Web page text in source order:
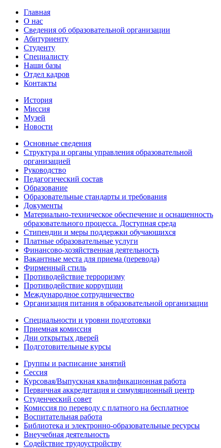
Главная
О нас
Сведения об образовательной организации
Абитуриенту
Студенту
Специалисту
Наши базы
Отдел кадров
Контакты
История
Миссия
Музей
Новости
Основные сведения
Структура и органы управления образовательной
организацией
Руководство
Педагогический состав
Образование
Образовательные стандарты и требования
Документы
Материально-техническое обеспечение и оснащенность
образовательного процесса. Доступная среда
Стипендии и меры поддержки обучающихся
Платные образовательные услуги
Финансово-хозяйственная деятельность
Вакантные места для приема (перевода)
Фирменный стиль
Противодействие терроризму
Противодействие коррупции
Международное сотрудничество
Организация питания в образовательной организации
Специальности и уровни подготовки
Приемная комиссия
Дни открытых дверей
Подготовительные курсы
Группы и расписание занятий
Сессия
Курсовая/Выпускная квалификационная работа
Первичная аккредитация и симуляционный центр
Студенческий совет
Комиссия по переводу с платного на бесплатное
Воспитательная работа
Библиотека и электронно-образовательные ресурсы
Внеучебная деятельность
Содействие трудоустройству